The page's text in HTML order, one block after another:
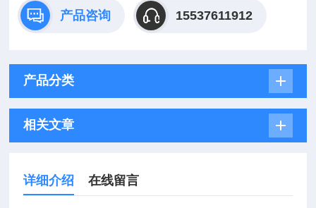
产品咨询 15537611912
产品分类
相关文章
详细介绍 在线留言